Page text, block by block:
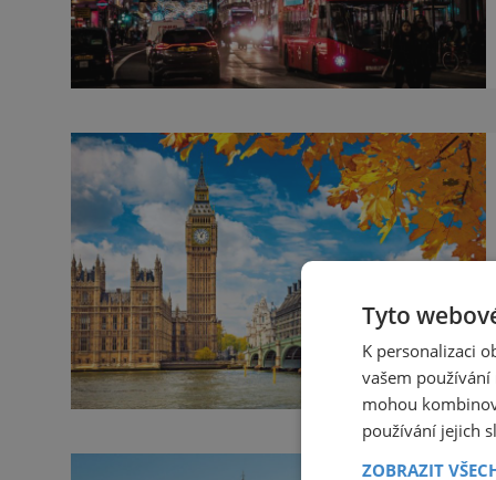
Tyto
K personalizaci
vašem
mohou
používání jejich
ZOBRAZIT